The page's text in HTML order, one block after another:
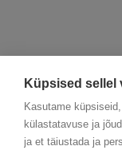
Küpsised sellel
Kasutame
külastatavuse ja
ja et täiustada ja